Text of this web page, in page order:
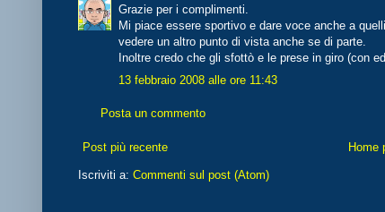
Grazie per i complimenti.
Mi piace essere sportivo e dare voce anche a
vedere un altro punto di vista anche se di parte.
Inoltre credo che gli sfottò e le prese in giro (con
13 febbraio 2008 alle ore 11:43
Posta un commento
Post più recente Home
Iscriviti a: Commenti sul post (Atom)